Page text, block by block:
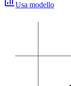
Usa modello